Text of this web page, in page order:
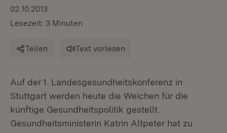
02.10.2013
Lesezeit: 3 Minuten
Teilen Text vorlesen
Auf der 1. Landesgesundheitskonferenz in
Stuttgart werden heute die Weichen für die
künftige Gesundheitspolitik gestellt.
Gesundheitsministerin Katrin Altpeter hat zu